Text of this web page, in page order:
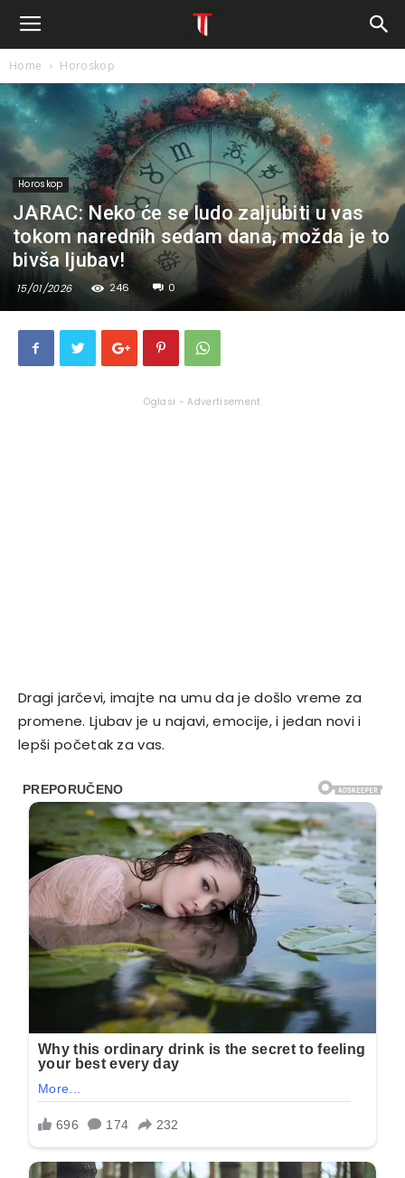
Home Horoskop
Horoskop
JARAC: Neko će se ludo zaljubiti u vas
tokom narednih sedam dana, možda je to
bivša ljubav!
15/01/2026 246 0
Oglasi - Advertisement
Dragi jarčevi, imajte na umu da je došlo vreme za
promene. Ljubav je u najavi, emocije, i jedan novi i
lepši početak za vas.